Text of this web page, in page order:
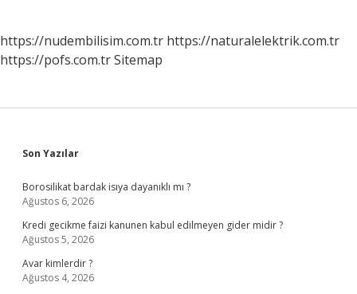
Mı
https://nudembilisim.com.tr https://naturalelektrik.com.tr
https://pofs.com.trSitemap
Sidebar
Son Yazılar
Borosilikat bardak isıya dayanıklı mı ?
Ağustos 6, 2026
Kredi gecikme faizi kanunen kabul edilmeyen gider midir ?
Ağustos 5, 2026
Avar kimlerdir ?
Ağustos 4, 2026